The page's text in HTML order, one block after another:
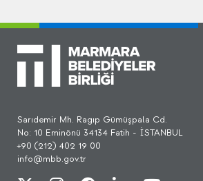
Sarıdemir Mh. Ragıp Gümüşpala Cd.
No: 10 Eminönü 34134 Fatih - İSTANBUL
+90 (212) 402 19 00
info@mbb.gov.tr